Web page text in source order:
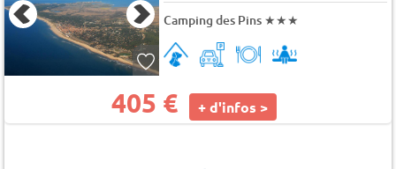
Camping des Pins ★★★
405 € + d'infos >